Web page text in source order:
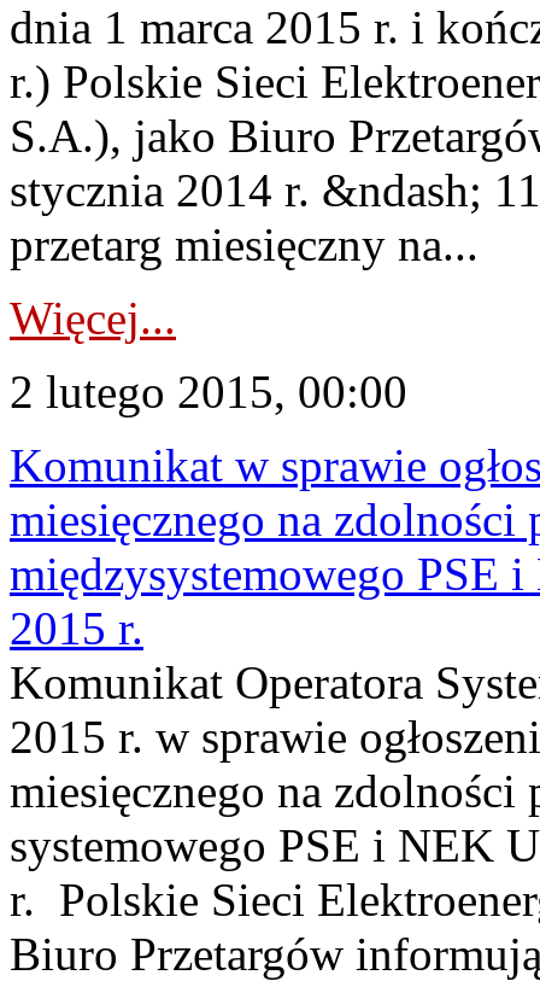
dnia 1 marca 2015 r. i
r.) Polskie Sieci
S.A.), jako Biuro
stycznia 2014 r. &ndash;
przetarg miesięczny na...
Więcej...
2 lutego 2015, 00:00
Komunikat w sprawie
miesięcznego na zdolności
międzysystemowego PSE
2015 r.
Komunikat Operatora
2015 r. w sprawie
miesięcznego na zdolności
systemowego PSE i NEK
r. Polskie Sieci
Biuro Przetargów